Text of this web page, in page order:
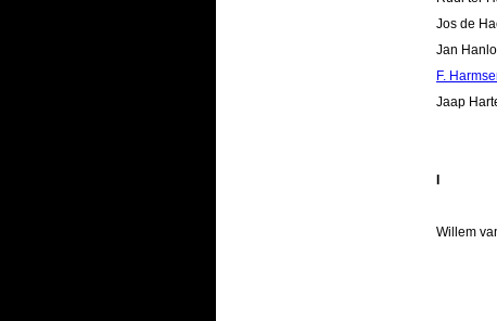
Jos de
Jan Hanlo
F.
Jaap
Willem